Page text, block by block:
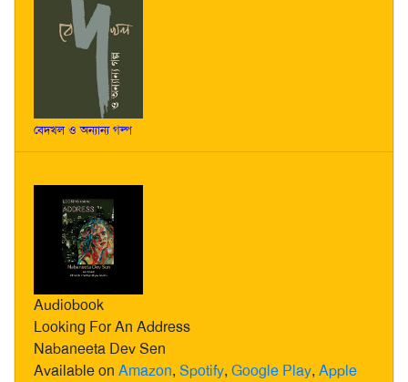
বেদখল ও অন্যান্য গল্প
Audiobook
Looking For An Address
Nabaneeta Dev Sen
Available on Amazon, Spotify, Google Play, Apple